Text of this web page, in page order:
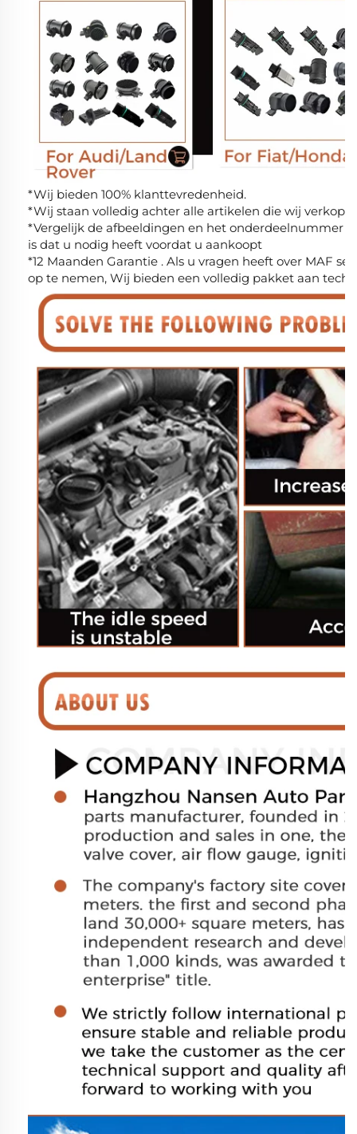
*Wij bieden 100% klanttevredenheid.
*Wij staan volledig achter alle artikelen die wij
*Vergelijk de afbeeldingen en het onderdeelnummer
is dat u nodig heeft voordat u aankoopt
*12 Maanden Garantie . Als u vragen heeft over MAF
op te nemen, Wij bieden een volledig pakket aan